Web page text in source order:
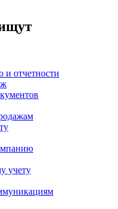
и отчетности
учету